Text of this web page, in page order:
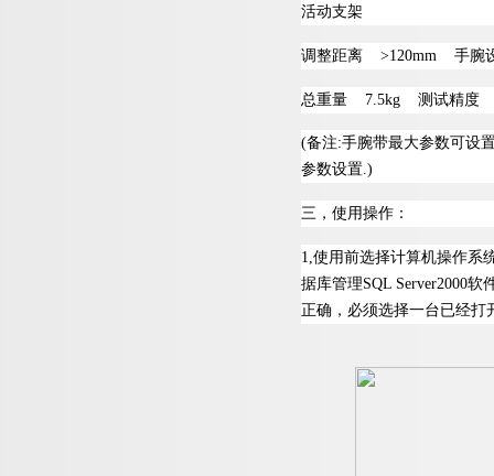
活动支架
调整距离 >120mm 手腕
总重量 7.5kg 测试精度
(备注:手腕带最大参数可设
参数设置.)
三，使用操作：
1 使用前选择计算机操作系
据库管理SQL Server2000软
正确，必须选择一台已经打